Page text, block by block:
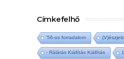
Címkefelhő
'56-os forradalom
- Rálátás Kiállítás Kiállítás